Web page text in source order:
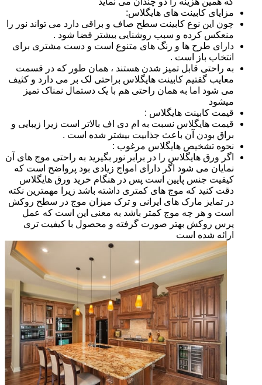
مزایای کابینت های هایگلاس:
چون این نوع کابینت سطح صاف و براقی دارد می تواند نور را
منعکس کرده و سبب روشنایی بیشتر فضا شود .
دارای طرح ها و رنگ های متنوع است و دست مشتری برای
انتخاب باز است .
به راحتی قابل تمیز شدن هستند ، همان طور که در قسمت
معایب گفتیم کابینت هایگلاس براحتی لک بر می دارد و کثیف
می شود اما به همان راحتی هم با یک دستمال نمناک تمیز
میشود
قیمت کابینت هایگلاس :
قیمت هایگلاس نسبت به ام دی اف بالاتر است زیرا زیبایی و
براق بودن آن باعث جذابیت بیشتر شده است .
نحوه تشخیص هایگلاس مرغوب :
اگر ورق هایگلاس را در برابر نور بگیرید به راحتی موج های آن
نمایان می شود اگر دارای امواج زیادی بود پرواضح است که
کیفیت جنس پایین است پس در هنگام خرید ورق هایگلاس
دقت کنید که موج های کمتری داشته باشد زیرا مهمترین نکته
در تمایز مارک های ایرانی و ترک میزان موج در سطح روکش
است و هر چه موج کمتر باشد به معنی این است که عمل
پرس روکش بهتر صورت گرفته و محصول با کیفیت تری
ارائه شده است